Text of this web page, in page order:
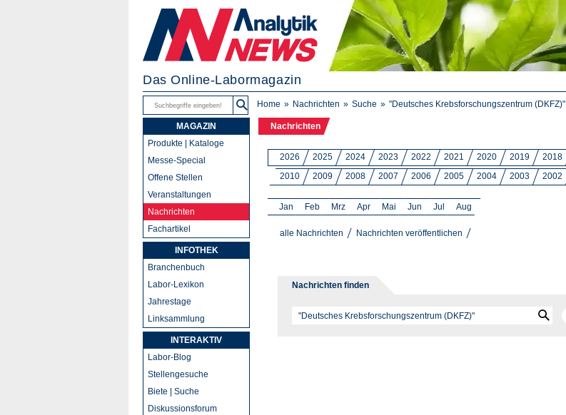
Das Online-Labormagazin
Home Nachrichten Suche "Deutsches Krebsforschungszentrum (DKFZ)"
Nachrichten
2026 2025 2024 2023 2022 2021 2020 2019 2018
2010
2009 2008 2007 2006 2005 2004 2003 2002
Jan Feb Mrz Apr Mai Jun Jul Aug
alle Nachrichten Nachrichten veröffentlichen
Nachrichten finden
MAGAZIN
Produkte | Kataloge
Messe-Special
Offene Stellen
Veranstaltungen
Nachrichten
Fachartikel
INFOTHEK
Branchenbuch
Labor-Lexikon
Jahrestage
Linksammlung
INTERAKTIV
Labor-Blog
Stellengesuche
Biete | Suche
Diskussionsforum